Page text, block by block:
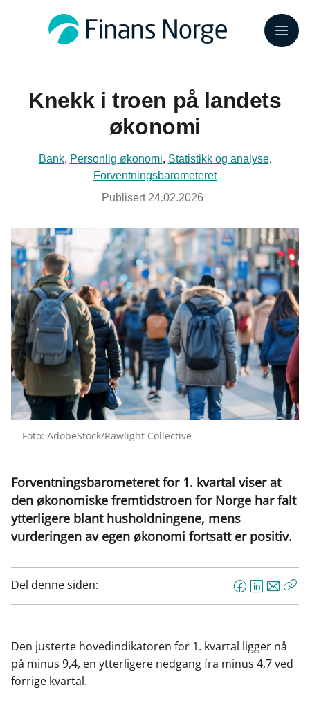
Meny
Knekk i troen på landets
økonomi
Bank, Personlig økonomi, Statistikk og analyse,
Forventningsbarometeret
Publisert 24.02.2026
Foto: AdobeStock/Rawlight Collective
Forventningsbarometeret for 1. kvartal viser at
den økonomiske fremtidstroen for Norge har falt
ytterligere blant husholdningene, mens
vurderingen av egen økonomi fortsatt er positiv.
Del denne siden:
F
a
e
b
L
i
k
e
E
-
o
s
Den justerte hovedindikatoren for 1. kvartal ligger nå
på minus 9,4, en ytterligere nedgang fra minus 4,7 ved
forrige kvartal.